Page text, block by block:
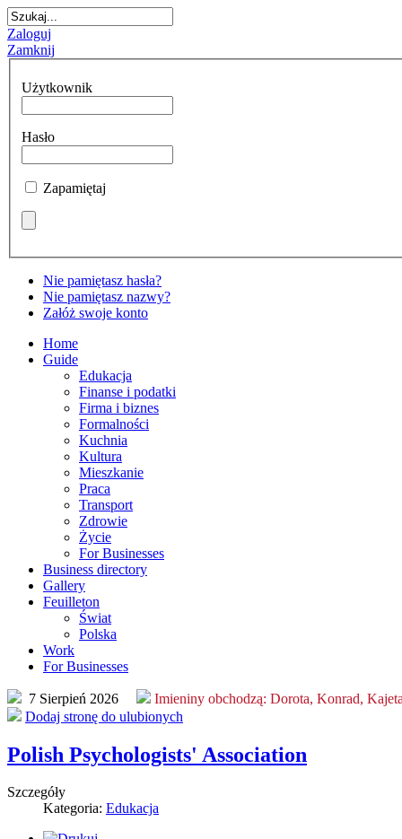
Zaloguj
Zamknij
Użytkownik
Hasło
Zapamiętaj
Nie pamiętasz hasła?
Nie pamiętasz nazwy?
Załóż swoje konto
Home
Guide
Edukacja
Finanse i podatki
Firma i biznes
Formalności
Kuchnia
Kultura
Mieszkanie
Praca
Transport
Zdrowie
Życie
For Businesses
Business directory
Gallery
Feuilleton
Świat
Polska
Work
For Businesses
7 Sierpień 2026 Imieniny obchodzą: Dorota, Konrad,
Dodaj stronę do ulubionych
Polish Psychologists' Association
Szczegóły
Kategoria: Edukacja